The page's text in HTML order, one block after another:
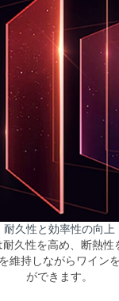
耐久性と効率性の向上
久性を高め、断熱性
維持しながらワイン
ができます。